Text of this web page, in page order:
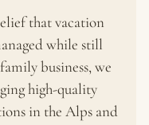
that vacation
while still
business, we
high-quality
in the Alps and